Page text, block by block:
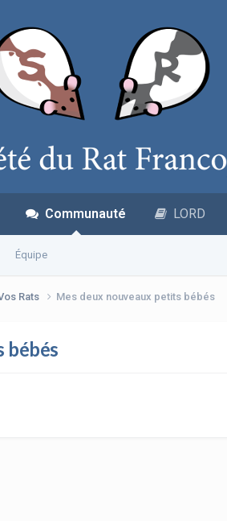
Communauté
Équipe
LORD
Rats Mes deux nouveaux petits bébés
bébés